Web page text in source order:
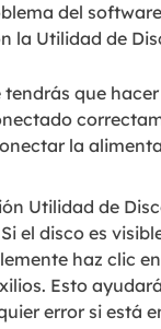
del
la Utilidad de
que
la
Utilidad de
el disco es
haz clic
Esto
error si está